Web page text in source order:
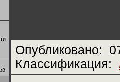
Опубликовано:
Классификация: